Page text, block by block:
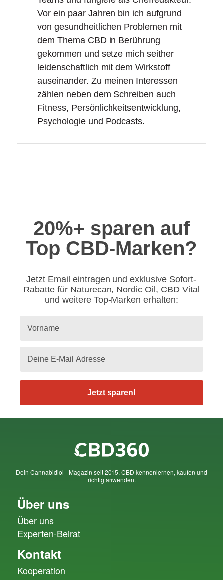
Vor ein paar Jahren bin ich aufgrund
von gesundheitlichen Problemen mit
dem Thema CBD in Berührung
gekommen und setze mich seither
leidenschaftlich mit dem Wirkstoff
auseinander. Zu meinen Interessen
zählen neben dem Schreiben auch
Fitness, Persönlichkeitsentwicklung,
Psychologie und Podcasts.
20%+ sparen auf
Top CBD-Marken?
Jetzt Email eintragen und exklusive Sofort-
Rabatte für Naturecan, Nordic Oil, CBD Vital
und weitere Top-Marken erhalten:
Jetzt sparen!
Dein Cannabidiol - Magazin seit 2015. CBD kennenlernen, kaufen und
richtig anwenden.
Über uns
Über uns
Experten-Beirat
Kontakt
Kooperation